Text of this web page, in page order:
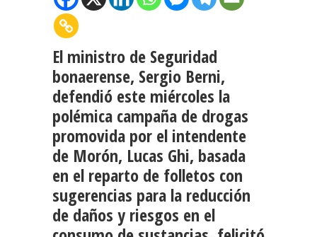
El ministro de Seguridad
bonaerense, Sergio Berni,
defendió este miércoles la
polémica campaña de drogas
promovida por el intendente
de Morón, Lucas Ghi, basada
en el reparto de folletos con
sugerencias para la reducción
de daños y riesgos en el